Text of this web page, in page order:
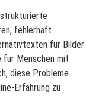
fehlerhaft
für Bilder
für Menschen mit
diese Probleme
Erfahrung zu